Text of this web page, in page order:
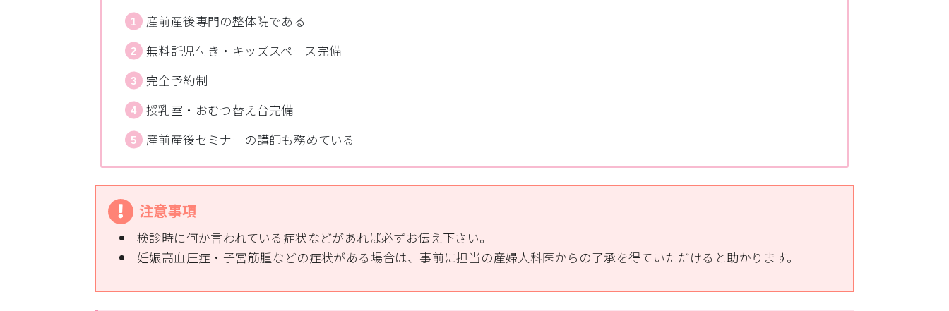
産前産後専門の整体院である
無料託児付き・キッズスペース完備
完全予約制
授乳室・おむつ替え台完備
産前産後セミナーの講師も務めている
注意事項
検診時に何か言われている症状などがあれば必ずお伝え下さい。
妊娠高血圧症・子宮筋腫などの症状がある場合は、事前に担当の産婦人科医からの了承を得ていただけると助かります。